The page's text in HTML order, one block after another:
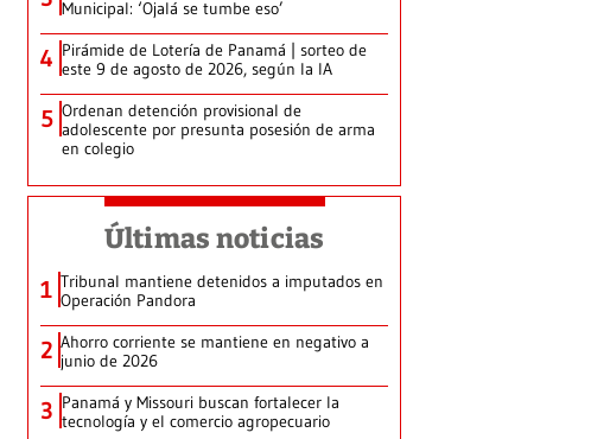
Municipal: ‘Ojalá se tumbe eso’
4 Pirámide de Lotería de Panamá | sorteo de
este 9 de agosto de 2026, según la IA
5 Ordenan detención provisional de
adolescente por presunta posesión de arma
en colegio
Últimas noticias
1 Tribunal mantiene detenidos a imputados en
Operación Pandora
2 Ahorro corriente se mantiene en negativo a
junio de 2026
3 Panamá y Missouri buscan fortalecer la
tecnología y el comercio agropecuario